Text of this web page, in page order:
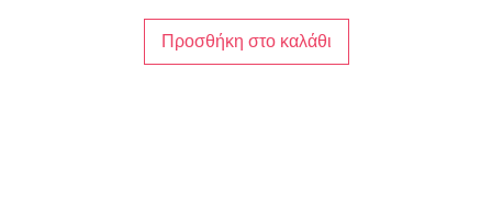
Προσθήκη στο καλάθι